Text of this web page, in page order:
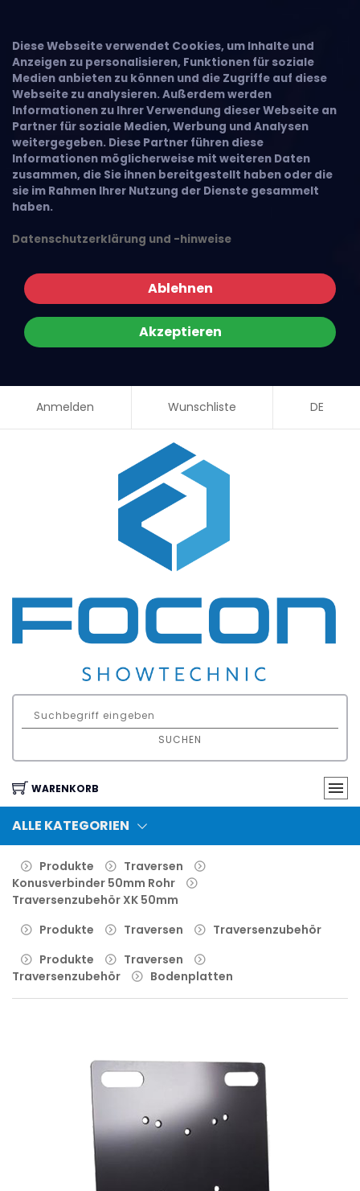
Diese Webseite verwendet Cookies, um Inhalte und
Anzeigen zu personalisieren, Funktionen für soziale
Medien anbieten zu können und die Zugriffe auf diese
Webseite zu analysieren. Außerdem werden
Informationen zu Ihrer Verwendung dieser Webseite an
Partner für soziale Medien, Werbung und Analysen
weitergegeben. Diese Partner führen diese
Informationen möglicherweise mit weiteren Daten
zusammen, die Sie ihnen bereitgestellt haben oder die
sie im Rahmen Ihrer Nutzung der Dienste gesammelt
haben.
Datenschutzerklärung und -hinweise
Ablehnen
Akzeptieren
Anmelden Wunschliste DE
SUCHEN
WARENKORB
ALLE KATEGORIEN
Produkte
Traversen
Konusverbinder 50mm Rohr
Traversenzubehör XK 50mm
Produkte
Traversen
Traversenzubehör
Produkte
Traversen
Traversenzubehör
Bodenplatten